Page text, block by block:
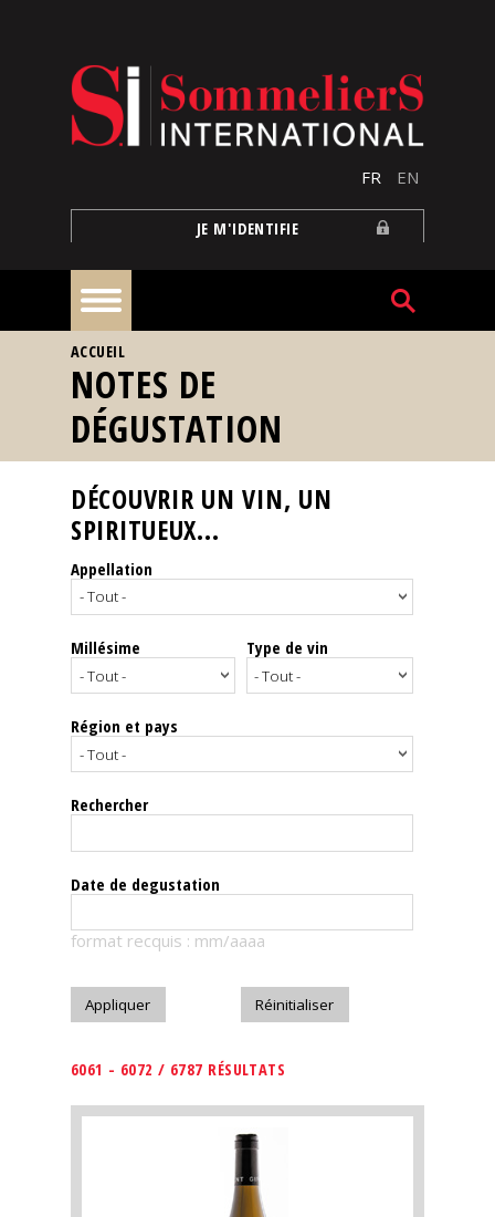
FR EN
JE M'IDENTIFIE
À
la
une
Reportages
Nos
Spiritueux
Notes
dégustation
Le
magazine
Télécharger
VOUS ÊTES ICI
ACCUEIL
NOTES DE
DÉGUSTATION
DÉCOUVRIR UN VIN, UN
SPIRITUEUX...
Appellation
Millésime Type de vin
Région et pays
Rechercher
Date de degustation
format recquis : mm/aaaa
6061 - 6072 / 6787 RÉSULTATS